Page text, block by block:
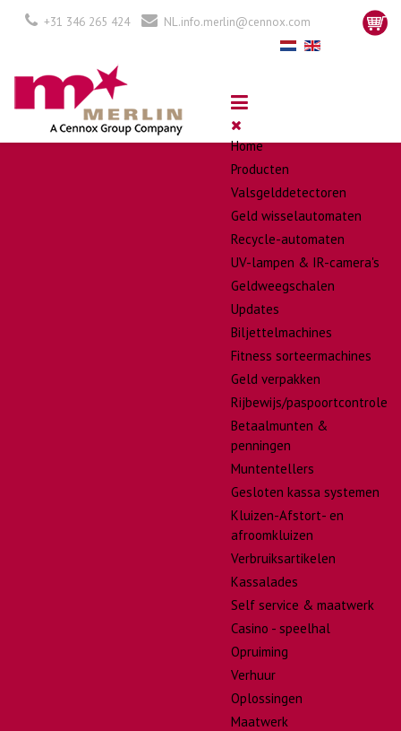
+31 346 265 424 NL.info.merlin@cennox.com
Home
Producten
Valsgelddetectoren
Geld wisselautomaten
Recycle-automaten
UV-lampen & IR-camera's
Geldweegschalen
Updates
Biljettelmachines
Fitness sorteermachines
Geld verpakken
Rijbewijs/paspoortcontrole
Betaalmunten &
penningen
Muntentellers
Gesloten kassa systemen
Kluizen-Afstort- en
afroomkluizen
Verbruiksartikelen
Kassalades
Self service & maatwerk
Casino - speelhal
Opruiming
Verhuur
Oplossingen
Maatwerk